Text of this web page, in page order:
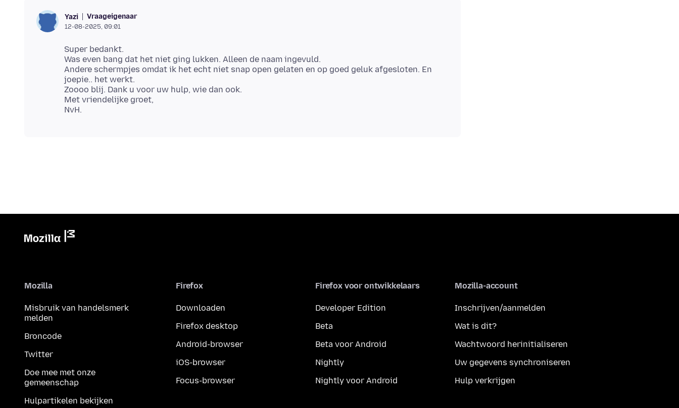
Yazi Vraageigenaar
12-08-2025, 09:01
Super bedankt.
Was even bang dat het niet ging lukken. Alleen de naam ingevuld.
Andere schermpjes omdat ik het echt niet snap open gelaten en op goed geluk afgesloten. En
joepie.. het werkt.
Zoooo blij. Dank u voor uw hulp, wie dan ook.
Met vriendelijke groet,
Mozilla
Misbruik van handelsmerk
melden
Broncode
Twitter
Doe mee met onze
gemeenschap
Hulpartikelen bekijken
Firefox
Downloaden
Firefox desktop
Android-browser
iOS-browser
Focus-browser
Firefox voor ontwikkelaars
Developer Edition
Beta
Beta voor Android
Nightly
Nightly voor Android
Mozilla-account
Inschrijven/aanmelden
Wat is dit?
Wachtwoord herinitialiseren
Uw gegevens synchroniseren
Hulp verkrijgen